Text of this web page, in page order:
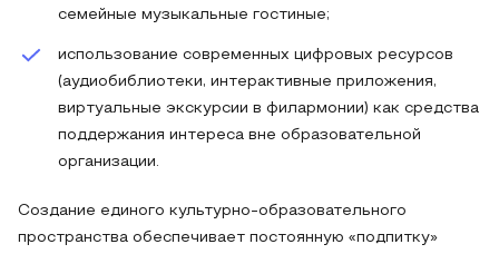
семейные музыкальные гостиные;
использование современных цифровых ресурсов
(аудиобиблиотеки, интерактивные приложения,
виртуальные экскурсии в филармонии) как средства
поддержания интереса вне образовательной
организации.
Создание единого культурно-образовательного
пространства обеспечивает постоянную «подпитку»